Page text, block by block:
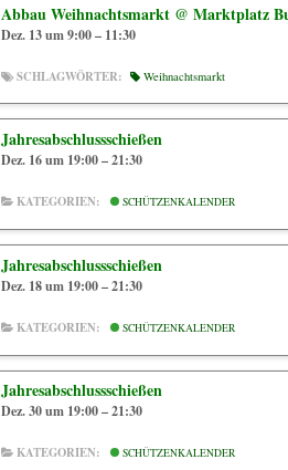
Abbau Weihnachtsmarkt @ Marktplatz
Dez. 13 um 9:00 – 11:30
SCHLAGWÖRTER: Weihnachtsmarkt
Jahresabschlussschießen
Dez. 16 um 19:00 – 21:30
KATEGORIEN: SCHÜTZENKALENDER
Jahresabschlussschießen
Dez. 18 um 19:00 – 21:30
KATEGORIEN: SCHÜTZENKALENDER
Jahresabschlussschießen
Dez. 30 um 19:00 – 21:30
KATEGORIEN: SCHÜTZENKALENDER